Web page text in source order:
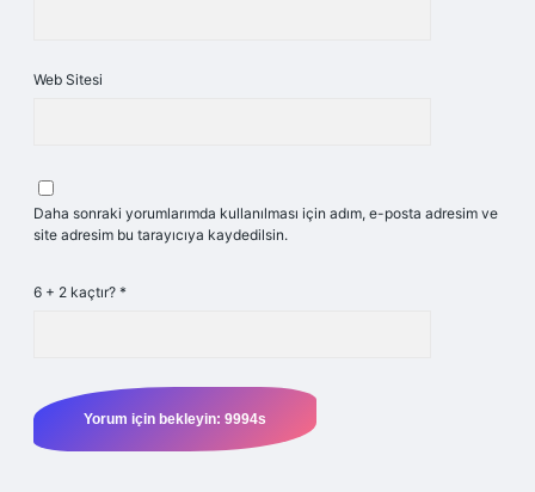
Web Sitesi
Daha sonraki yorumlarımda kullanılması için adım, e-posta adresim ve
site adresim bu tarayıcıya kaydedilsin.
6 + 2 kaçtır? *